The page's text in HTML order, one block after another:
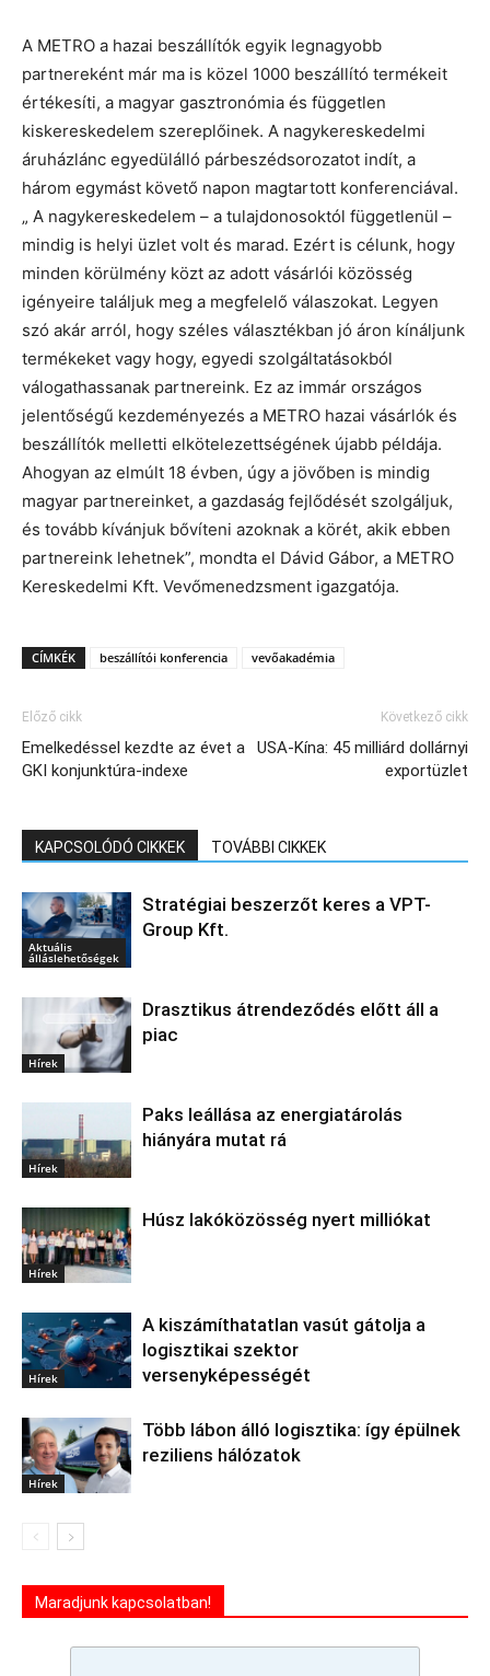
A METRO a hazai beszállítók egyik legnagyobb
partnereként már ma is közel 1000 beszállító termékeit
értékesíti, a magyar gasztronómia és független
kiskereskedelem szereplőinek. A nagykereskedelmi
áruházlánc egyedülálló párbeszédsorozatot indít, a
három egymást követő napon magtartott konferenciával.
„ A nagykereskedelem – a tulajdonosoktól függetlenül –
mindig is helyi üzlet volt és marad. Ezért is célunk, hogy
minden körülmény közt az adott vásárlói közösség
igényeire találjuk meg a megfelelő válaszokat. Legyen
szó akár arról, hogy széles választékban jó áron kínáljunk
termékeket vagy hogy, egyedi szolgáltatásokból
válogathassanak partnereink. Ez az immár országos
jelentőségű kezdeményezés a METRO hazai vásárlók és
beszállítók melletti elkötelezettségének újabb példája.
Ahogyan az elmúlt 18 évben, úgy a jövőben is mindig
magyar partnereinket, a gazdaság fejlődését szolgáljuk,
és tovább kívánjuk bővíteni azoknak a körét, akik ebben
partnereink lehetnek”, mondta el Dávid Gábor, a METRO
Kereskedelmi Kft. Vevőmenedzsment igazgatója.
CÍMKÉK beszállítói konferencia vevőakadémia
Előző cikk
Emelkedéssel kezdte az évet a
GKI konjunktúra-indexe
Következő cikk
USA-Kína: 45 milliárd dollárnyi
exportüzlet
KAPCSOLÓDÓ CIKKEK TOVÁBBI CIKKEK
Aktuális
álláslehetőségek
Stratégiai beszerzőt keres a VPT-
Group Kft.
Hírek
Drasztikus átrendeződés előtt áll a
piac
Hírek
Paks leállása az energiatárolás
hiányára mutat rá
Hírek
Húsz lakóközösség nyert milliókat
Hírek
A kiszámíthatatlan vasút gátolja a
logisztikai szektor
versenyképességét
Hírek
Több lábon álló logisztika: így épülnek
reziliens hálózatok
Maradjunk kapcsolatban!